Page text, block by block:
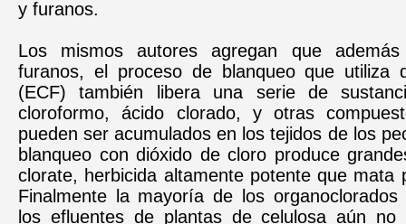
y furanos.
Los mismos autores agregan que
furanos, el proceso de blanqueo que utiliza
(ECF) también libera una serie de
cloroformo, ácido clorado, y otras
pueden ser acumulados en los tejidos de los
blanqueo con dióxido de cloro produce
clorate, herbicida altamente potente que mata
Finalmente la mayoría de los organoclorados
los efluentes de plantas de celulosa aún no